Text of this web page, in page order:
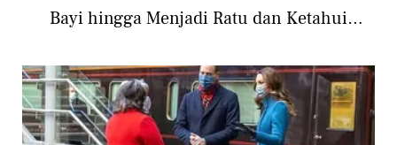
Bayi hingga Menjadi Ratu dan Ketahui